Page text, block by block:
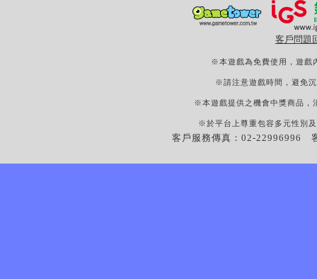
客戶問題
※本遊戲為免費使用，遊戲
※請注意遊戲時間，避免
※本遊戲提供之機會中獎商品，
※於平台上尊重包容多元性別
客戶服務傳真：02-22996996